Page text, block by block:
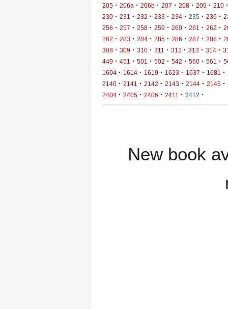
205 · 206a · 206b · 207 · 208 · 209 · 210 ·
230 · 231 · 232 · 233 · 234 · 235 · 236 ·
256 · 257 · 258 · 259 · 260 · 261 · 262 ·
282 · 283 · 284 · 285 · 286 · 287 · 288 ·
308 · 309 · 310 · 311 · 312 · 313 · 314 ·
449 · 451 · 501 · 502 · 542 · 560 · 561 ·
1604 · 1614 · 1619 · 1623 · 1637 · 1681 ·
2140 · 2141 · 2142 · 2143 · 2144 · 2145 ·
2404 · 2405 · 2406 · 2411 · 2412 ·
New book